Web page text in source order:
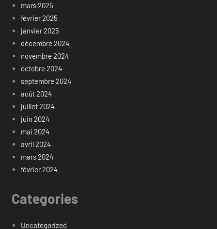
mars 2025
février 2025
janvier 2025
décembre 2024
novembre 2024
octobre 2024
septembre 2024
août 2024
juillet 2024
juin 2024
mai 2024
avril 2024
mars 2024
février 2024
Categories
Uncategorized